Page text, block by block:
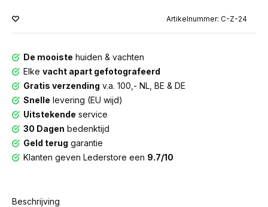
Artikelnummer: C-Z-24
De mooiste huiden & vachten
Elke vacht apart gefotografeerd
Gratis verzending v.a. 100,- NL, BE & DE
Snelle levering (EU wijd)
Uitstekende service
30 Dagen bedenktijd
Geld terug garantie
Klanten geven Lederstore een 9.7/10
Beschrijving